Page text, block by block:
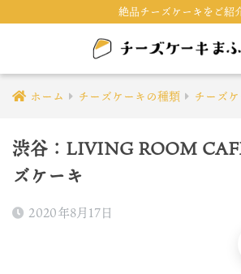
絶品チーズケーキをご紹
ホーム チーズケーキの種類 チーズ
渋谷：LIVING ROOM
ズケーキ
2020年8月17日